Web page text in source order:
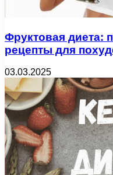
Фруктовая диета:
рецепты для
03.03.2025